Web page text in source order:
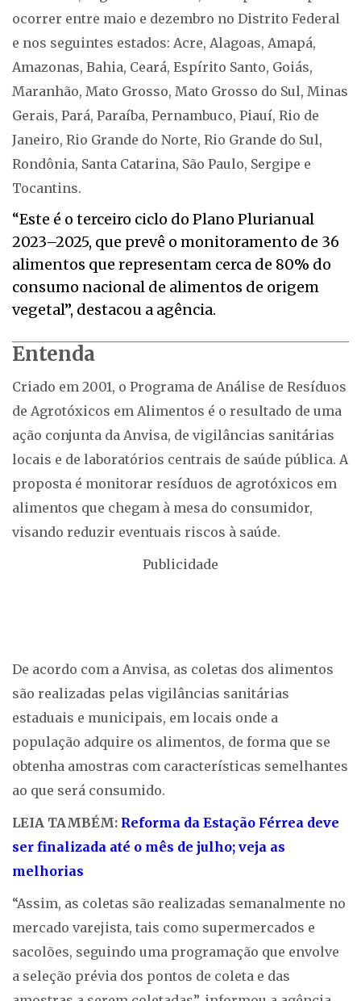
ocorrer entre maio e dezembro no Distrito Federal
e nos seguintes estados: Acre, Alagoas, Amapá,
Amazonas, Bahia, Ceará, Espírito Santo, Goiás,
Maranhão, Mato Grosso, Mato Grosso do Sul, Minas
Gerais, Pará, Paraíba, Pernambuco, Piauí, Rio de
Janeiro, Rio Grande do Norte, Rio Grande do Sul,
Rondônia, Santa Catarina, São Paulo, Sergipe e
Tocantins.
“Este é o terceiro ciclo do Plano Plurianual
2023–2025, que prevê o monitoramento de 36
alimentos que representam cerca de 80% do
consumo nacional de alimentos de origem
vegetal”, destacou a agência.
Entenda
Criado em 2001, o Programa de Análise de Resíduos
de Agrotóxicos em Alimentos é o resultado de uma
ação conjunta da Anvisa, de vigilâncias sanitárias
locais e de laboratórios centrais de saúde pública. A
proposta é monitorar resíduos de agrotóxicos em
alimentos que chegam à mesa do consumidor,
visando reduzir eventuais riscos à saúde.
Publicidade
De acordo com a Anvisa, as coletas dos alimentos
são realizadas pelas vigilâncias sanitárias
estaduais e municipais, em locais onde a
população adquire os alimentos, de forma que se
obtenha amostras com características semelhantes
ao que será consumido.
LEIA TAMBÉM: Reforma da Estação Férrea deve
ser finalizada até o mês de julho; veja as
melhorias
“Assim, as coletas são realizadas semanalmente no
mercado varejista, tais como supermercados e
sacolões, seguindo uma programação que envolve
a seleção prévia dos pontos de coleta e das